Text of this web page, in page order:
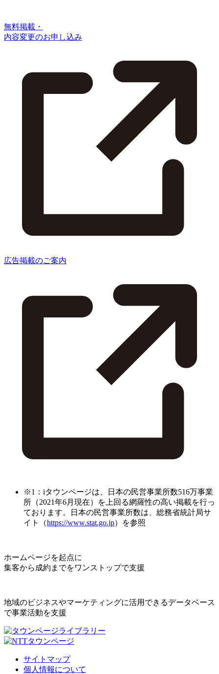
無料掲載・
内容変更のお申し込み
広告掲載のご案内
※1：iタウンページは、日本の民営事業所数516万事業
所（2021年6月現在）を上回る網羅性の高い掲載を行っ
ております。日本の民営事業所数は、総務省統計局サ
イト（https://www.stat.go.jp）を参照
ホームページを起点に
集客から成約までをワンストップで支援
地域のビジネスやマーケティングに活用できるデータベース
で事業活動を支援
サイトマップ
個人情報について